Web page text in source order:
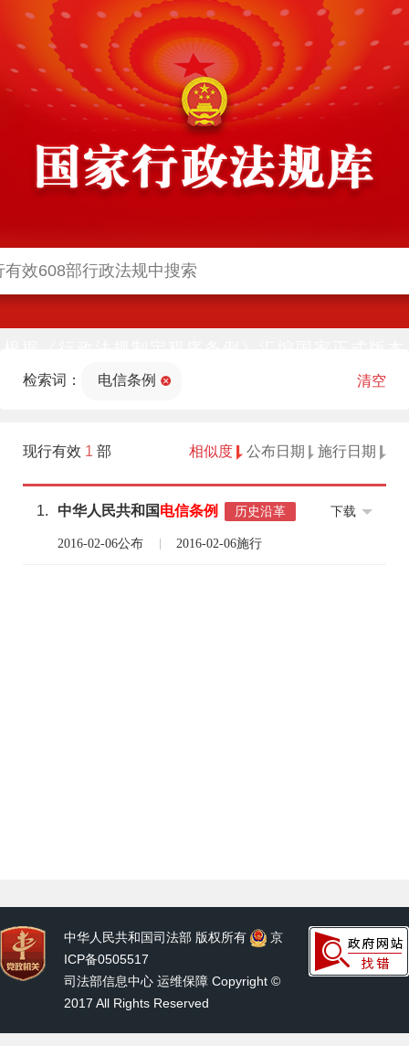
法部官网)同步公布
检索词： 电信条例 清空
现行有效 1 部 相似度 公布日期 施行日期
1. 中华人民共和国电信条例 历史沿革
2016-02-06公布 2016-02-06施行
下载
中华人民共和国司法部 版权所有
京
ICP备0505517
司法部信息中心 运维保障 Copyright ©
2017 All Rights Reserved